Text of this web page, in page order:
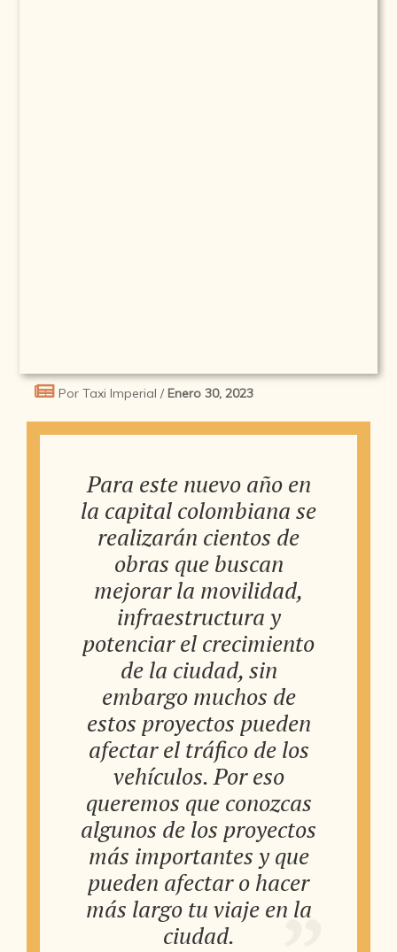
Por Taxi Imperial / Enero 30, 2023
Para este nuevo año en
la capital colombiana se
realizarán cientos de
obras que buscan
mejorar la movilidad,
infraestructura y
potenciar el crecimiento
de la ciudad, sin
embargo muchos de
estos proyectos pueden
afectar el tráfico de los
vehículos. Por eso
queremos que conozcas
algunos de los proyectos
más importantes y que
pueden afectar o hacer
más largo tu viaje en la
ciudad.